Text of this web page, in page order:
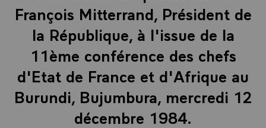
François Mitterrand, Président de
la République, à l'issue de la
11ème conférence des chefs
d'Etat de France et d'Afrique au
Burundi, Bujumbura, mercredi 12
décembre 1984.